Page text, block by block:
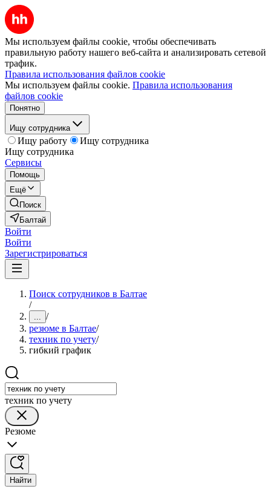
Мы используем файлы cookie, чтобы обеспечивать
правильную работу нашего веб-сайта и анализировать сетевой
трафик.
Правила использования файлов cookie
Мы используем файлы cookie. Правила использования
файлов cookie
Понятно
Ищу сотрудника
Ищу работу
Ищу сотрудника
Ищу сотрудника
Сервисы
Помощь
Ещё
Поиск
Балтай
Войти
Войти
Зарегистрироваться
Поиск сотрудников в Балтае
/
... /
резюме в Балтае/
техник по учету/
гибкий график
техник по учету
Резюме
Найти